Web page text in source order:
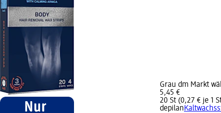
Grau dm Markt
5,45 €
20 St (0,27 € je 1
depilan